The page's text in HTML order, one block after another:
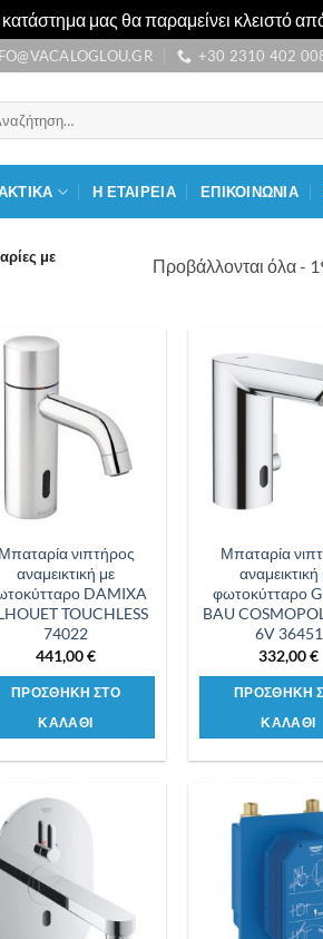
μας θα παραμείνει κλειστό
+30 2310 402
Η ΕΤΑΙΡΕΙΑ ΕΠΙΚΟΙΝΩΝΙΑ
με
Προβάλλονται όλα -
στη λίστα
επιθυμιών
Μπαταρία νιπτήρος
αναμεικτική με
DAMIXA
TOUCHLESS
74022
441,00€
ΠΡΟΣΘΗΚΗ ΣΤΟ
ΚΑΛΑΘΙ
Μπαταρία
αναμεικτική
φωτοκύτταρο
BAU
6V 36451
332,00€
ΠΡΟΣΘΗΚΗ
ΚΑΛΑΘΙ